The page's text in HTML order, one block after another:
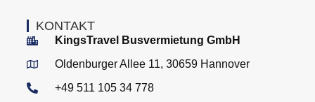
KONTAKT
KingsTravel Busvermietung GmbH
Oldenburger Allee 11, 30659 Hannover
+49 511 105 34 778